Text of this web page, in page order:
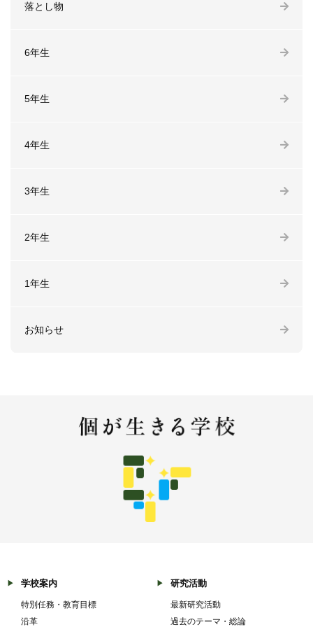
落とし物
6年生
5年生
4年生
3年生
2年生
1年生
お知らせ
学校案内
特別任務・教育目標
沿革
研究活動
最新研究活動
過去のテーマ・総論